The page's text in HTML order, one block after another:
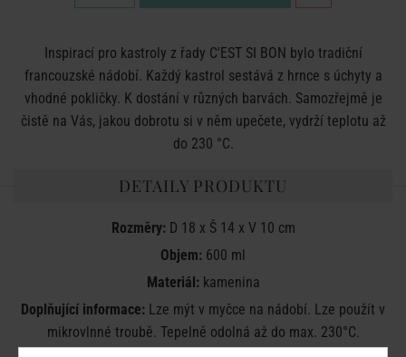
Inspirací pro kastroly z řady C'EST SI BON bylo tradiční
francouzské nádobí. Každý kastrol sestává z hrnce s úchyty a
vhodné pokličky. K dostání v různých barvách. Samozřejmě je
čistě na Vás, jakou dobrotu si v něm upečete, vydrží teplotu až
do 230 °C.
DETAILY PRODUKTU
Rozměry:D 18 x Š 14 x V 10 cm
Objem: 600 ml
Materiál:kamenina
Doplňující informace: Lze mýt v myčce na nádobí. Lze použít v
mikrovlnné troubě. Tepelně odolná až do max. 230°C.